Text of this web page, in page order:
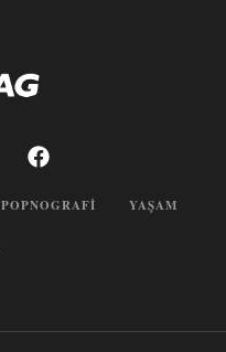
POPNOGRAFI YAŞAM